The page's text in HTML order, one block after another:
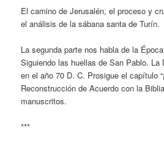
El camino de Jerusalén, el proceso y
el análisis de la sábana santa de Turín.
La segunda parte nos habla de la
Siguiendo las huellas de San Pablo. La
en el año 70 D. C. Prosigue el capítulo
Reconstrucción de Acuerdo con la
manuscritos.
***